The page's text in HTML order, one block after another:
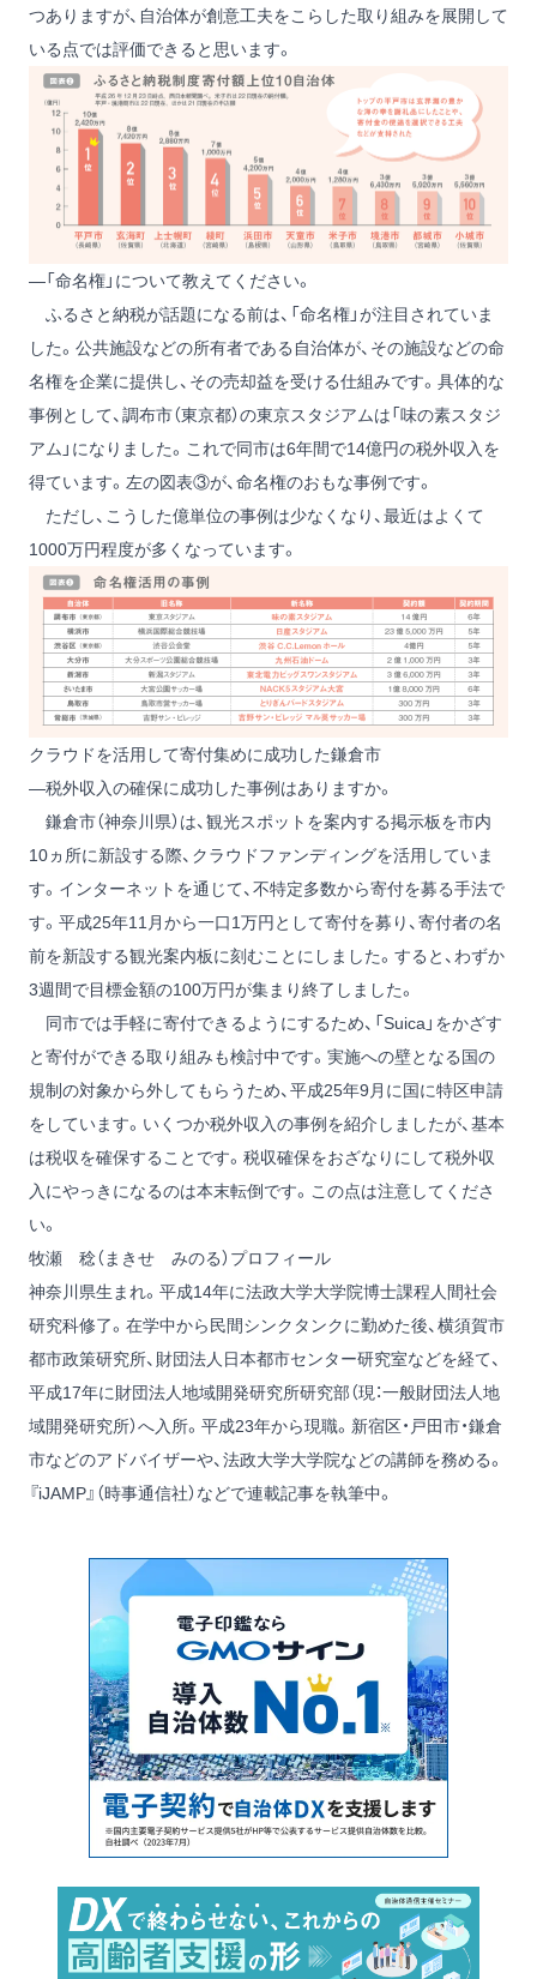
つありますが、自治体が創意工夫をこらした取り組みを展開して
いる点では評価できると思います。
―「命名権」について教えてください。
ふるさと納税が話題になる前は、「命名権」が注目されていま
した。公共施設などの所有者である自治体が、その施設などの命
名権を企業に提供し、その売却益を受ける仕組みです。具体的な
事例として、調布市（東京都）の東京スタジアムは「味の素スタジ
アム」になりました。これで同市は6年間で14億円の税外収入を
得ています。左の図表③が、命名権のおもな事例です。
ただし、こうした億単位の事例は少なくなり、最近はよくて
1000万円程度が多くなっています。
クラウドを活用して寄付集めに成功した鎌倉市
―税外収入の確保に成功した事例はありますか。
鎌倉市（神奈川県）は、観光スポットを案内する掲示板を市内
10ヵ所に新設する際、クラウドファンディングを活用していま
す。インターネットを通じて、不特定多数から寄付を募る手法で
す。平成25年11月から一口1万円として寄付を募り、寄付者の名
前を新設する観光案内板に刻むことにしました。すると、わずか
3週間で目標金額の100万円が集まり終了しました。
同市では手軽に寄付できるようにするため、「Suica」をかざす
と寄付ができる取り組みも検討中です。実施への壁となる国の
規制の対象から外してもらうため、平成25年9月に国に特区申請
をしています。いくつか税外収入の事例を紹介しましたが、基本
は税収を確保することです。税収確保をおざなりにして税外収
入にやっきになるのは本末転倒です。この点は注意してくださ
い。
牧瀬 稔（まきせ みのる）プロフィール
神奈川県生まれ。平成14年に法政大学大学院博士課程人間社会
研究科修了。在学中から民間シンクタンクに勤めた後、横須賀市
都市政策研究所、財団法人日本都市センター研究室などを経て、
平成17年に財団法人地域開発研究所研究部（現：一般財団法人地
域開発研究所）へ入所。平成23年から現職。新宿区・戸田市・鎌倉
市などのアドバイザーや、法政大学大学院などの講師を務める。
『iJAMP』（時事通信社）などで連載記事を執筆中。